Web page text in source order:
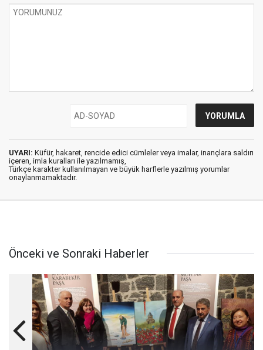
UYARI: Küfür, hakaret, rencide edici cümleler veya imalar, inançlara saldırı
içeren, imla kuralları ile yazılmamış,
Türkçe karakter kullanılmayan ve büyük harflerle yazılmış yorumlar
onaylanmamaktadır.
Önceki ve Sonraki Haberler